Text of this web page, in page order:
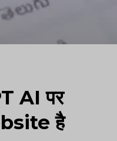
AI पर
है